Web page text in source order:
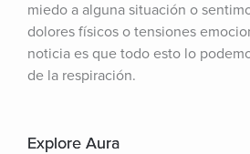
miedo a alguna situación o
dolores físicos o tensiones
noticia es que todo esto lo
de la respiración.
Explore Aura